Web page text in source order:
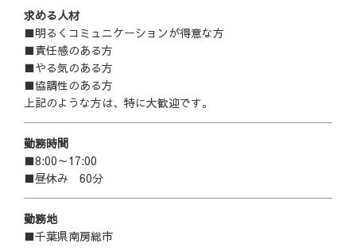
求める人材
■明るくコミュニケーションが得意な方
■責任感のある方
■やる気のある方
■協調性のある方
上記のような方は、特に大歓迎です。
勤務時間
■8:00～17:00
■昼休み 60分
勤務地
■千葉県南房総市